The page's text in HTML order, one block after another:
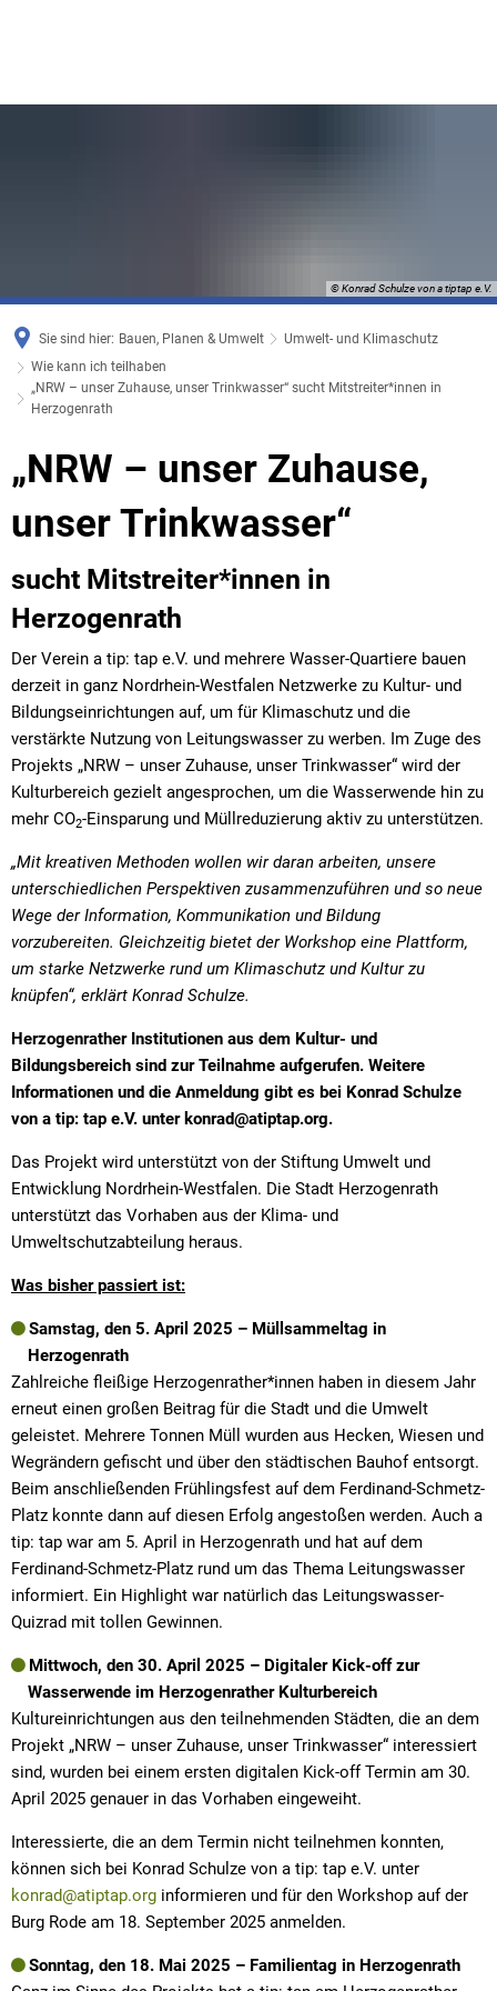
© Konrad Schulze von a tiptap e.V.
Sie sind hier: Bauen, Planen & Umwelt
Umwelt- und Klimaschutz
Wie kann ich teilhaben
„NRW – unser Zuhause, unser Trinkwasser“ sucht Mitstreiter*innen in
Herzogenrath
„NRW – unser Zuhause,
unser Trinkwasser“
sucht Mitstreiter*innen in
Herzogenrath
Der Verein a tip: tap e.V. und mehrere Wasser-Quartiere bauen
derzeit in ganz Nordrhein-Westfalen Netzwerke zu Kultur- und
Bildungseinrichtungen auf, um für Klimaschutz und die
verstärkte Nutzung von Leitungswasser zu werben. Im Zuge des
Projekts „NRW – unser Zuhause, unser Trinkwasser“ wird der
Kulturbereich gezielt angesprochen, um die Wasserwende hin zu
mehr CO2-Einsparung und Müllreduzierung aktiv zu unterstützen.
„Mit kreativen Methoden wollen wir daran arbeiten, unsere
unterschiedlichen Perspektiven zusammenzuführen und so neue
Wege der Information, Kommunikation und Bildung
vorzubereiten. Gleichzeitig bietet der Workshop eine Plattform,
um starke Netzwerke rund um Klimaschutz und Kultur zu
knüpfen“, erklärt Konrad Schulze.
Herzogenrather Institutionen aus dem Kultur- und
Bildungsbereich sind zur Teilnahme aufgerufen. Weitere
Informationen und die Anmeldung gibt es bei Konrad Schulze
von a tip: tap e.V. unter konrad@atiptap.org.
Das Projekt wird unterstützt von der Stiftung Umwelt und
Entwicklung Nordrhein-Westfalen. Die Stadt Herzogenrath
unterstützt das Vorhaben aus der Klima- und
Umweltschutzabteilung heraus.
Was bisher passiert ist:
Samstag, den 5. April 2025 – Müllsammeltag in
Herzogenrath
Zahlreiche fleißige Herzogenrather*innen haben in diesem Jahr
erneut einen großen Beitrag für die Stadt und die Umwelt
geleistet. Mehrere Tonnen Müll wurden aus Hecken, Wiesen und
Wegrändern gefischt und über den städtischen Bauhof entsorgt.
Beim anschließenden Frühlingsfest auf dem Ferdinand-Schmetz-
Platz konnte dann auf diesen Erfolg angestoßen werden. Auch a
tip: tap war am 5. April in Herzogenrath und hat auf dem
Ferdinand-Schmetz-Platz rund um das Thema Leitungswasser
informiert. Ein Highlight war natürlich das Leitungswasser-
Quizrad mit tollen Gewinnen.
Mittwoch, den 30. April 2025 – Digitaler Kick-off zur
Wasserwende im Herzogenrather Kulturbereich
Kultureinrichtungen aus den teilnehmenden Städten, die an dem
Projekt „NRW – unser Zuhause, unser Trinkwasser“ interessiert
sind, wurden bei einem ersten digitalen Kick-off Termin am 30.
April 2025 genauer in das Vorhaben eingeweiht.
Interessierte, die an dem Termin nicht teilnehmen konnten,
können sich bei Konrad Schulze von a tip: tap e.V. unter
konrad@atiptap.org informieren und für den Workshop auf der
Burg Rode am 18. September 2025 anmelden.
Sonntag, den 18. Mai 2025 – Familientag in Herzogenrath